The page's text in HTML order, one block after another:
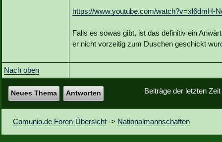
https://www.youtube.com/watch?v=xl6dmH-
Falls es sowas gibt, ist das definitiv ein
er nicht vorzeitig zum Duschen geschickt
Nach oben
Beiträge der letzten
Neues Thema Antworten
Comunio.de Foren-Übersicht -> Nationalmannschaften